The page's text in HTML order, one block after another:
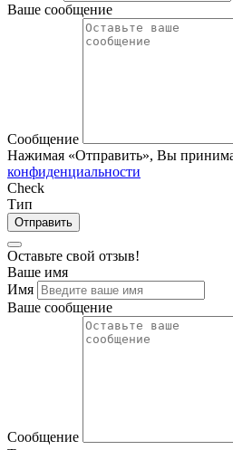
Ваше сообщение
Сообщение
Нажимая «Отправить», Вы
конфиденциальности
Check
Тип
Отправить
Оставьте свой отзыв!
Ваше имя
Имя
Ваше сообщение
Сообщение